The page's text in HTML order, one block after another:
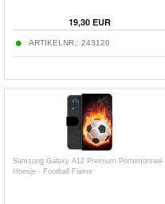
19,30EUR
ARTIKELNR.: 243120
Samsung Galaxy A12 Premium Portemonnee
Hoesje - Football Flame